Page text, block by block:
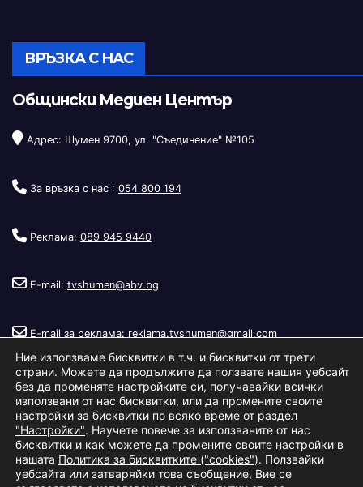
ВРЪЗКА С НАС
Общински Медиен Център
Адрес: Шумен 9700, ул. "Съединение" №105
За връзка с нас : 054 800 194
Реклама: 089 945 9440
E-mail: tvshumen@abv.bg
E-mail за реклама: reklama.tvshumen@gmail.com
Copyright © 2026Телевизия Шумен.|Изработка: S.I.T Solutions
Ltd.
Ние използваме бисквитки в т.ч. и бисквитки от трети
страни. Можете да продължите да ползвате нашия уебсайт
без да променяте настройките си, получавайки всички
използвани от нас бисквитки, или да промените своите
настройки за бисквитки по всяко време от раздел
"Настройки". Научете повече за използваните от нас
бисквитки и как можете да промените своите настройки в
нашата Политика за бисквитките ("cookies"). Ползвайки
уебсайта или затваряйки това съобщение, Вие се